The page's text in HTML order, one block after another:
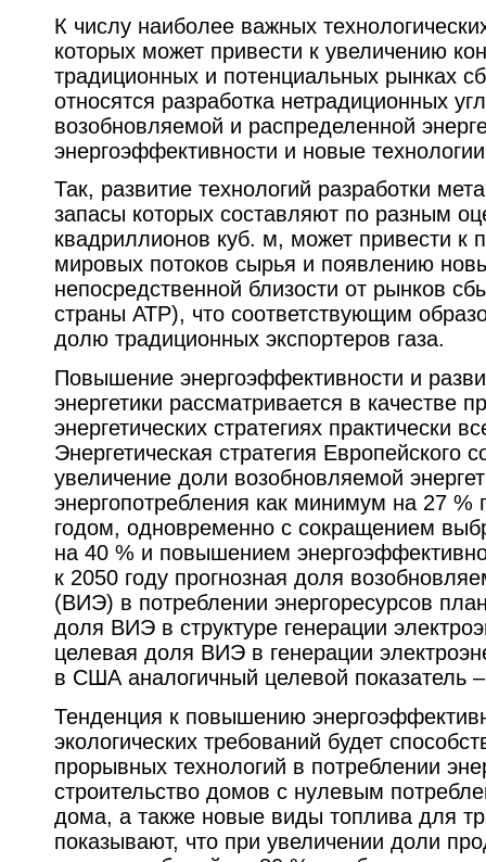
К числу наиболее важных
которых может привести к увеличению
традиционных и потенциальных рынках
относятся разработка нетрадиционных
возобновляемой и распределенной
энергоэффективности и новые
Так, развитие технологий разработки
запасы которых составляют по разным
квадриллионов куб. м, может привести к
мировых потоков сырья и появлению
непосредственной близости от рынков
страны АТР), что соответствующим
долю традиционных экспортеров газа.
Повышение энергоэффективности и
энергетики рассматривается в качестве
энергетических стратегиях практически
Энергетическая стратегия Европейского
увеличение доли возобновляемой
энергопотребления как минимум на 27 %
годом, одновременно с сокращением
на 40 % и повышением
к 2050 году прогнозная доля
(ВИЭ) в потреблении энергоресурсов
доля ВИЭ в структуре генерации
целевая доля ВИЭ в генерации
в США аналогичный целевой показатель
Тенденция к повышению
экологических требований будет
прорывных технологий в потреблении
строительство домов с нулевым
дома, а также новые виды топлива для
показывают, что при увеличении доли